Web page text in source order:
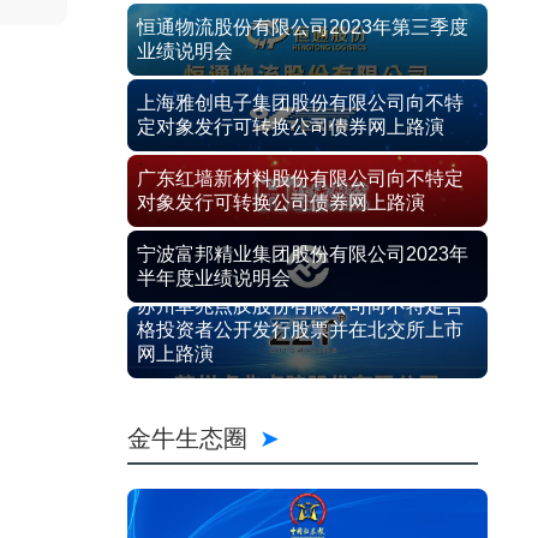
恒通物流股份有限公司2023年第三季度
业绩说明会
上海雅创电子集团股份有限公司向不特
定对象发行可转换公司债券网上路演
广东红墙新材料股份有限公司向不特定
对象发行可转换公司债券网上路演
宁波富邦精业集团股份有限公司2023年
半年度业绩说明会
苏州卓兆点胶股份有限公司向不特定合
格投资者公开发行股票并在北交所上市
网上路演
金牛生态圈